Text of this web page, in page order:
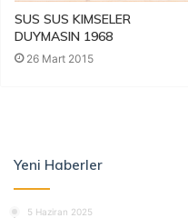
SUS SUS KIMSELER
DUYMASIN 1968
26 Mart 2015
Yeni Haberler
5 Haziran 2025